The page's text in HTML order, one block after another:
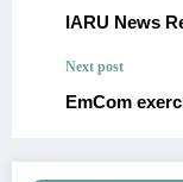
IARU News
Next post
EmCom